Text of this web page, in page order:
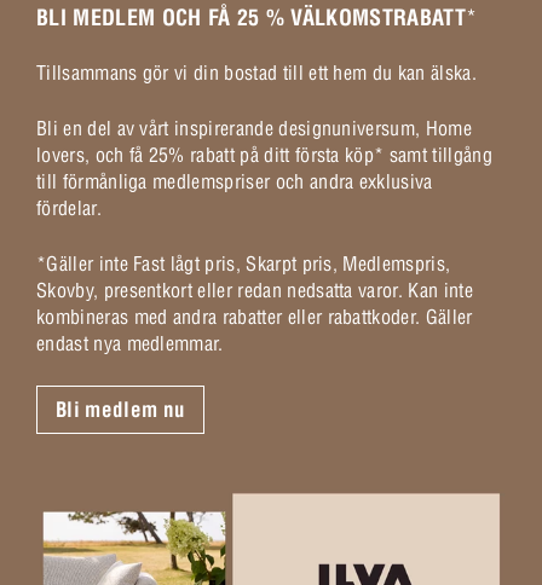
BLI MEDLEM OCH FÅ 25 % VÄLKOMSTRABATT*
Tillsammans gör vi din bostad till ett hem du kan älska.
Bli en del av vårt inspirerande designuniversum, Home
lovers, och få 25% rabatt på ditt första köp* samt tillgång
till förmånliga medlemspriser och andra exklusiva
fördelar.
*Gäller inte Fast lågt pris, Skarpt pris, Medlemspris,
Skovby, presentkort eller redan nedsatta varor. Kan inte
kombineras med andra rabatter eller rabattkoder. Gäller
endast nya medlemmar.
Bli medlem nu